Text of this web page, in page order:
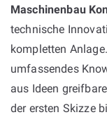
Maschinenbau
technische
kompletten
umfassendes
aus Ideen
der ersten Skizze